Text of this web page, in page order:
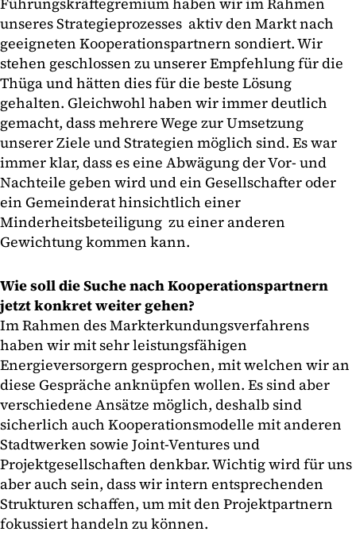
unseres Strategieprozesses aktiv den Markt nach
geeigneten Kooperationspartnern sondiert. Wir
stehen geschlossen zu unserer Empfehlung für die
Thüga und hätten dies für die beste Lösung
gehalten. Gleichwohl haben wir immer deutlich
gemacht, dass mehrere Wege zur Umsetzung
unserer Ziele und Strategien möglich sind. Es war
immer klar, dass es eine Abwägung der Vor- und
Nachteile geben wird und ein Gesellschafter oder
ein Gemeinderat hinsichtlich einer
Minderheitsbeteiligung zu einer anderen
Gewichtung kommen kann.
Wie soll die Suche nach Kooperationspartnern
jetzt konkret weiter gehen?
Im Rahmen des Markterkundungsverfahrens
haben wir mit sehr leistungsfähigen
Energieversorgern gesprochen, mit welchen wir an
diese Gespräche anknüpfen wollen. Es sind aber
verschiedene Ansätze möglich, deshalb sind
sicherlich auch Kooperationsmodelle mit anderen
Stadtwerken sowie Joint-Ventures und
Projektgesellschaften denkbar. Wichtig wird für uns
aber auch sein, dass wir intern entsprechenden
Strukturen schaffen, um mit den Projektpartnern
fokussiert handeln zu können.